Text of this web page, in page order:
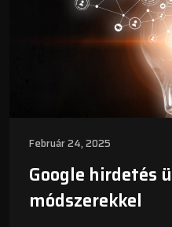
Február 24, 2025
Google hirdetés
módszerekkel